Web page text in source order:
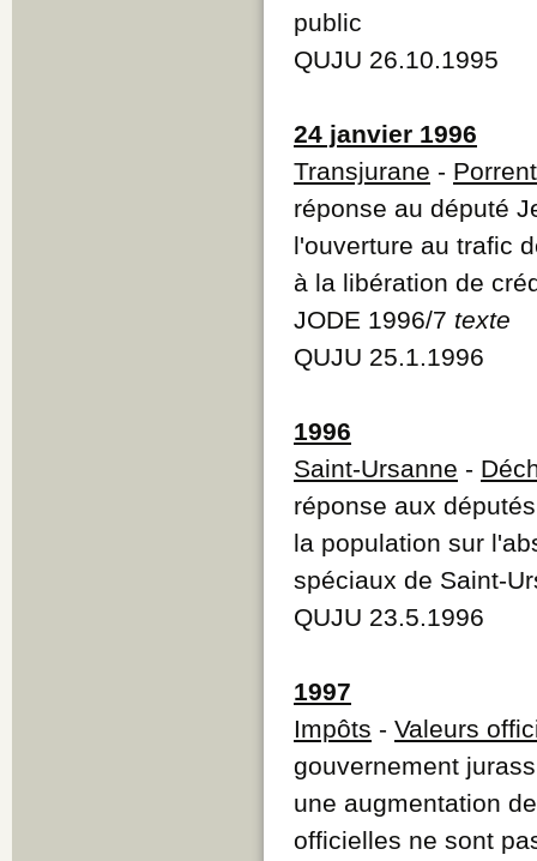
public
QUJU 26.10.1995
24 janvier 1996
Transjurane -
réponse au député
l'ouverture au trafic
à la libération de
JODE 1996/7 texte
QUJU 25.1.1996
1996
Saint-Ursanne -
réponse aux
la population sur
spéciaux de Saint-
QUJU 23.5.1996
1997
Impôts - Valeurs
gouvernement
une augmentation
officielles ne sont